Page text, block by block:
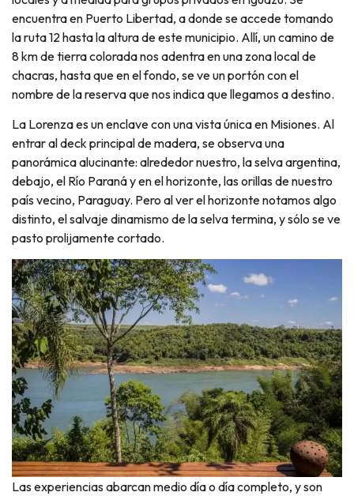
encuentra en Puerto Libertad, a donde se accede tomando
la ruta 12 hasta la altura de este municipio. Allí, un camino de
8 km de tierra colorada nos adentra en una zona local de
chacras, hasta que en el fondo, se ve un portón con el
nombre de la reserva que nos indica que llegamos a destino.
La Lorenza es un enclave con una vista única en Misiones. Al
entrar al deck principal de madera, se observa una
panorámica alucinante: alrededor nuestro, la selva argentina,
debajo, el Río Paraná y en el horizonte, las orillas de nuestro
país vecino, Paraguay. Pero al ver el horizonte notamos algo
distinto, el salvaje dinamismo de la selva termina, y sólo se ve
pasto prolijamente cortado.
Las experiencias abarcan medio día o día completo, y son